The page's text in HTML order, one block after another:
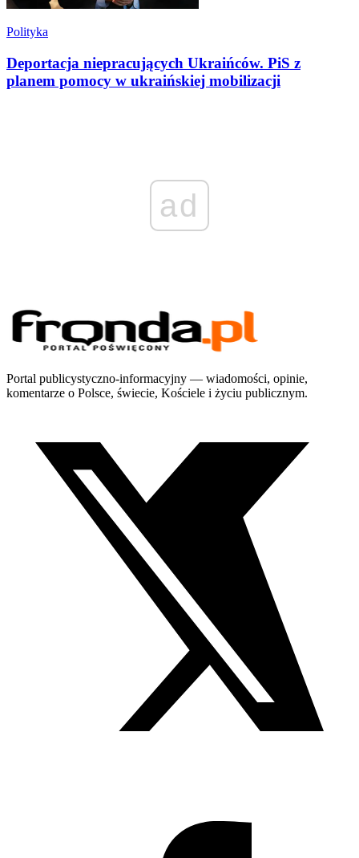
Polityka
Deportacja niepracujących Ukraińców. PiS z
planem pomocy w ukraińskiej mobilizacji
ad
Portal publicystyczno-informacyjny — wiadomości, opinie,
komentarze o Polsce, świecie, Kościele i życiu publicznym.